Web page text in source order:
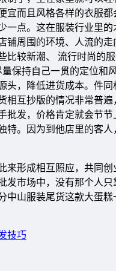
宜而且风格各样的衣服
一点。这在服装行业里
铺周围的环境、人流的
比较新潮、 流行时尚的
保持自己一贯的定位和
头，降低进货成本。件
相互抄版的情况非常普
批发，价格肯定就会节
特。因为到他店里的客
来形成相互照应，共同
发市场中，没有那个人
山服装尾货这款大蛋糕
技巧